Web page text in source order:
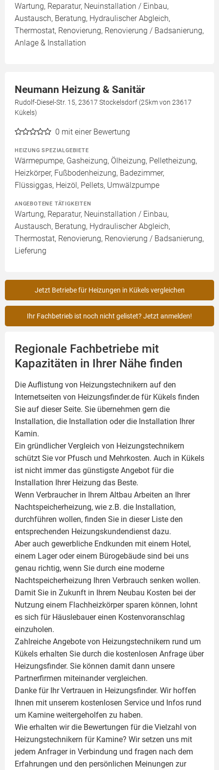
Wartung, Reparatur, Neuinstallation / Einbau,
Austausch, Beratung, Hydraulischer Abgleich,
Thermostat, Renovierung, Renovierung / Badsanierung,
Anlage & Installation
Neumann Heizung & Sanitär
Rudolf-Diesel-Str. 15, 23617 Stockelsdorf (25km von 23617
Kükels)
0 mit einer Bewertung
HEIZUNG SPEZIALGEBIETE
Wärmepumpe, Gasheizung, Ölheizung, Pelletheizung,
Heizkörper, Fußbodenheizung, Badezimmer,
Flüssiggas, Heizöl, Pellets, Umwälzpumpe
ANGEBOTENE TÄTIGKEITEN
Wartung, Reparatur, Neuinstallation / Einbau,
Austausch, Beratung, Hydraulischer Abgleich,
Thermostat, Renovierung, Renovierung / Badsanierung,
Lieferung
Jetzt Betriebe für Heizungen in Kükels vergleichen
Ihr Fachbetrieb ist noch nicht gelistet? Jetzt anmelden!
Regionale Fachbetriebe mit
Kapazitäten in Ihrer Nähe finden
Die Auflistung von Heizungstechnikern auf den
Internetseiten von Heizungsfinder.de für Kükels finden
Sie auf dieser Seite. Sie übernehmen gern die
Installation, die Installation oder die Installation Ihrer
Kamin.
Ein gründlicher Vergleich von Heizungstechnikern
schützt Sie vor Pfusch und Mehrkosten. Auch in Kükels
ist nicht immer das günstigste Angebot für die
Installation Ihrer Heizung das Beste.
Wenn Verbraucher in Ihrem Altbau Arbeiten an Ihrer
Nachtspeicherheizung, wie z.B. die Installation,
durchführen wollen, finden Sie in dieser Liste den
entsprechenden Heizungskundendienst dazu.
Aber auch gewerbliche Endkunden mit einem Hotel,
einem Lager oder einem Bürogebäude sind bei uns
genau richtig, wenn Sie durch eine moderne
Nachtspeicherheizung Ihren Verbrauch senken wollen.
Damit Sie in Zukunft in Ihrem Neubau Kosten bei der
Nutzung einem Flachheizkörpersparen können, lohnt
es sich für Häuslebauer einen Kostenvoranschlag
einzuholen.
Zahlreiche Angebote von Heizungstechnikern rund um
Kükels erhalten Sie durch die kostenlosen Anfrage über
Heizungsfinder. Sie können damit dann unsere
Partnerfirmen miteinander vergleichen.
Danke für Ihr Vertrauen in Heizungsfinder. Wir hoffen
Ihnen mit unserem kostenlosen Service und Infos rund
um Kamine weitergeholfen zu haben.
Wie erhalten wir die Bewertungen für die Vielzahl von
Heizungstechnikern für Kamine? Wir setzen uns mit
jedem Anfrager in Verbindung und fragen nach dem
Erfahrungen und den persönlichen Meinungen zur